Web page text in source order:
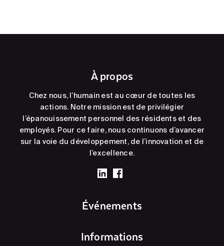
À propos
Chez nous, l’humain est au cœur de toutes les
actions. Notre mission est de privilégier
l’épanouissement personnel des résidents et des
employés. Pour ce faire, nous continuons d’avancer
sur la voie du développement, de l’innovation et de
l’excellence.
Événements
Informations